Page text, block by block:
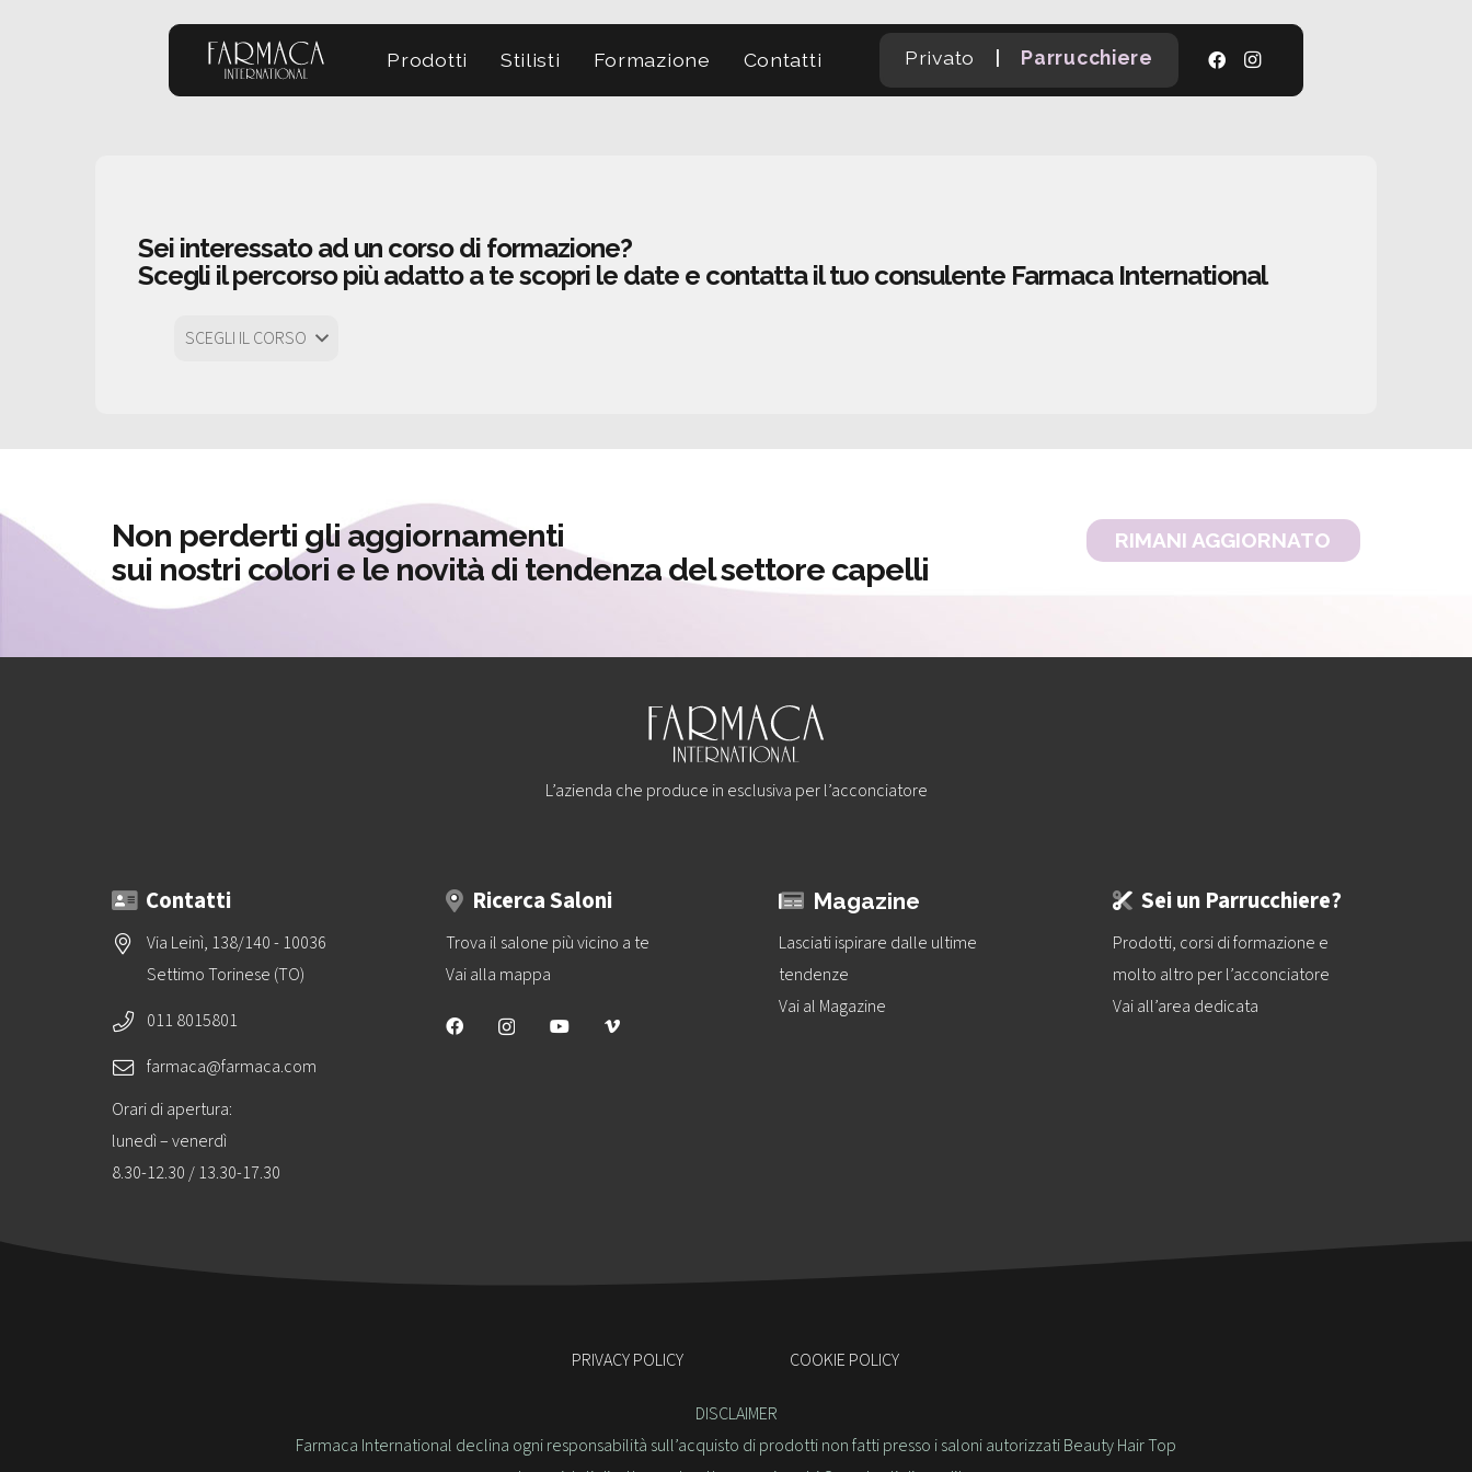
Prodotti Stilisti Formazione Contatti Privato | Parrucchiere
Sei interessato ad un corso di formazione?
Scegli il percorso più adatto a te scopri le date e contatta il tuo consulente Farmaca International
SCEGLI IL CORSO
Non perderti gli aggiornamenti
sui nostri colori e le novità di tendenza del settore capelli
RIMANI AGGIORNATO
L’azienda che produce in esclusiva per l’acconciatore
Contatti
Via Leinì, 138/140 - 10036
Settimo Torinese (TO)
011 8015801
farmaca@farmaca.com
Orari di apertura:
lunedì – venerdì
8.30-12.30 / 13.30-17.30
Ricerca Saloni
Trova il salone più vicino a te
Vai alla mappa
Magazine
Lasciati ispirare dalle ultime
tendenze
Vai al Magazine
Sei un Parrucchiere?
Prodotti, corsi di formazione e
molto altro per l’acconciatore
Vai all’area dedicata
PRIVACY POLICY COOKIE POLICY
DISCLAIMER
Farmaca International declina ogni responsabilità sull’acquisto di prodotti non fatti presso i saloni autorizzati Beauty Hair Top